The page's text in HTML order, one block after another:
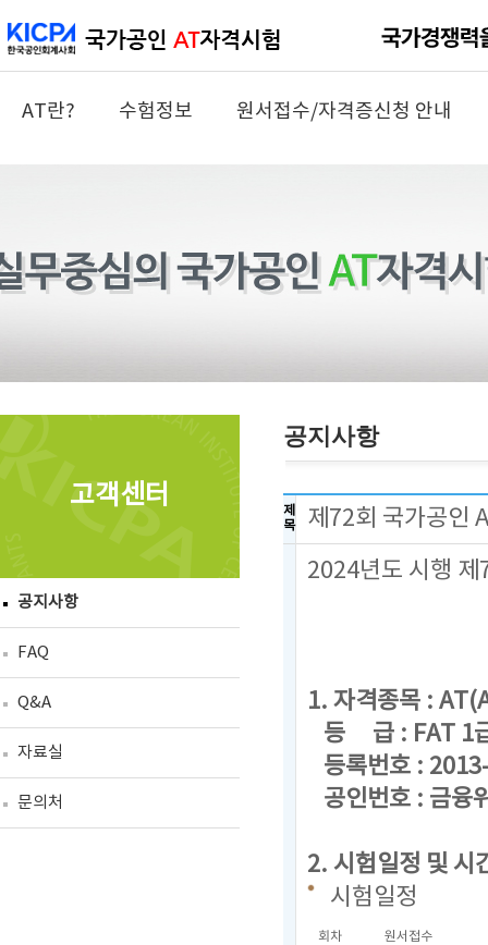
AT란? 수험정보 원서접수/자격증신청 안내
고객센터
공지사항
FAQ
Q&A
자료실
문의처
공지사항
제
목
제72회 국가공인
2024년도 시행 제
1. 자격종목 :
등 급 : FAT 1
등록번호 :
공인번호 : 금융
2. 시험일정 및 시
시험일정
회차 원서접수